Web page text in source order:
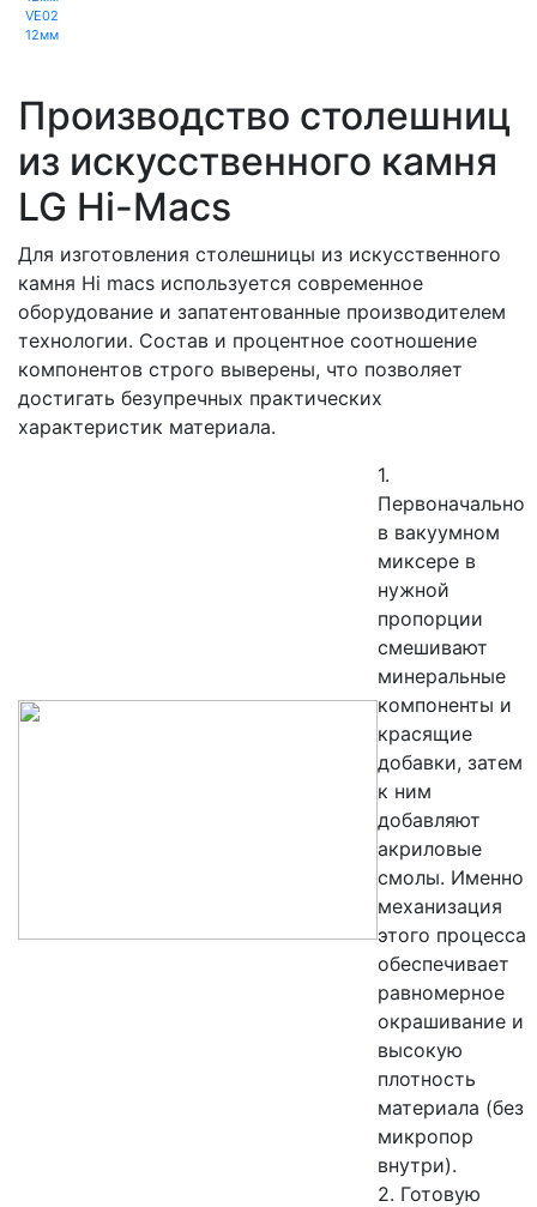
VE02
12мм
Производство столешниц
из искусственного камня
LG Hi-Macs
Для изготовления столешницы из искусственного
камня Hi macs используется современное
оборудование и запатентованные производителем
технологии. Состав и процентное соотношение
компонентов строго выверены, что позволяет
достигать безупречных практических
характеристик материала.
1.
Первоначально
в вакуумном
миксере в
нужной
пропорции
смешивают
минеральные
компоненты и
красящие
добавки, затем
к ним
добавляют
акриловые
смолы. Именно
механизация
этого процесса
обеспечивает
равномерное
окрашивание и
высокую
плотность
материала (без
микропор
внутри).
2. Готовую